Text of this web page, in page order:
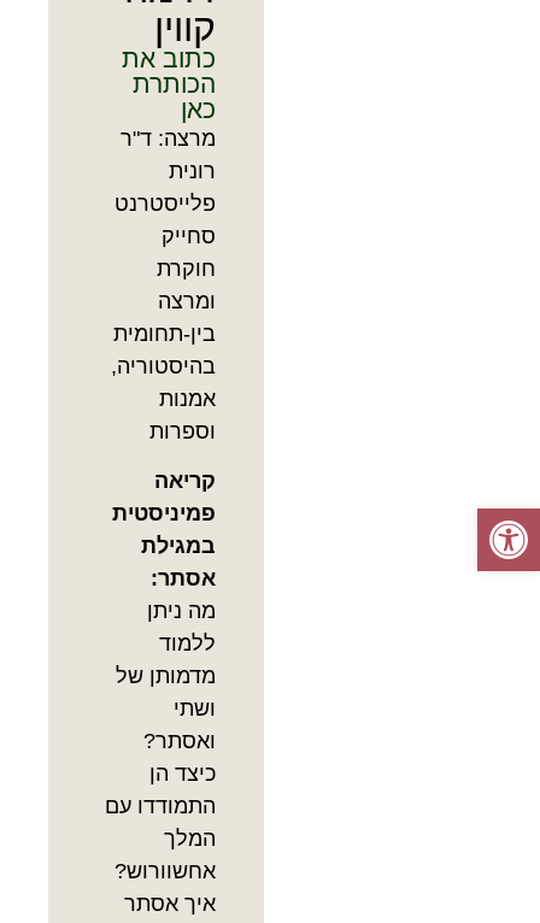
פתח סרגל נגישות
קווין
כתוב את
הכותרת
כאן
מרצה: ד"ר
רונית
פלייסטרנט
סחייק
חוקרת
ומרצה
בין-תחומית
בהיסטוריה,
אמנות
וספרות
קריאה
פמיניסטית
במגילת
אסתר:
מה ניתן
ללמוד
מדמותן של
ושתי
ואסתר?
כיצד הן
התמודדו עם
המלך
אחשוורוש?
איך אסתר